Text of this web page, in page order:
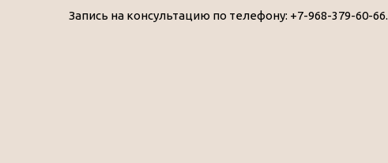
Запись на консультацию по телефону: +7-968-379-60-66.